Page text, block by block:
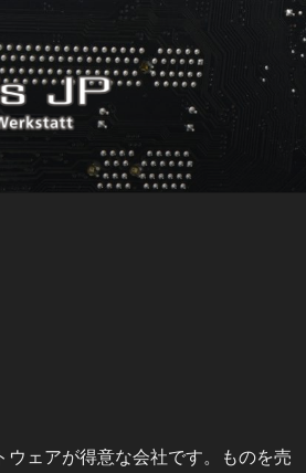
ェアが得意な会社です。ものを売